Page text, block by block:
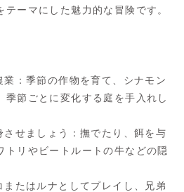
ーマにした魅力的な冒険です。
：季節の作物を育て、シナモン
季節ごとに変化する庭を手入れし
せましょう：撫でたり、餌を与
トリやビートルートの牛などの隠
たはルナとしてプレイし、兄弟